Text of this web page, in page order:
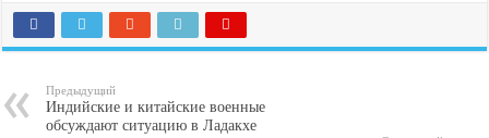
Предыдущий
Индийские и китайские военные
обсуждают ситуацию в Ладакхе